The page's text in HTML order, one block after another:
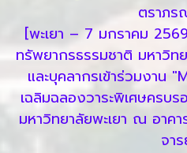
ตราภร
[พะเยา – 7 มกราคม
ทรัพยากรธรรมชาติ มหาวิท
และบุคลากรเข้าร่วมงาน
เฉลิมฉลองวาระพิเศษครบ
มหาวิทยาลัยพะเยา ณ อาค
จา